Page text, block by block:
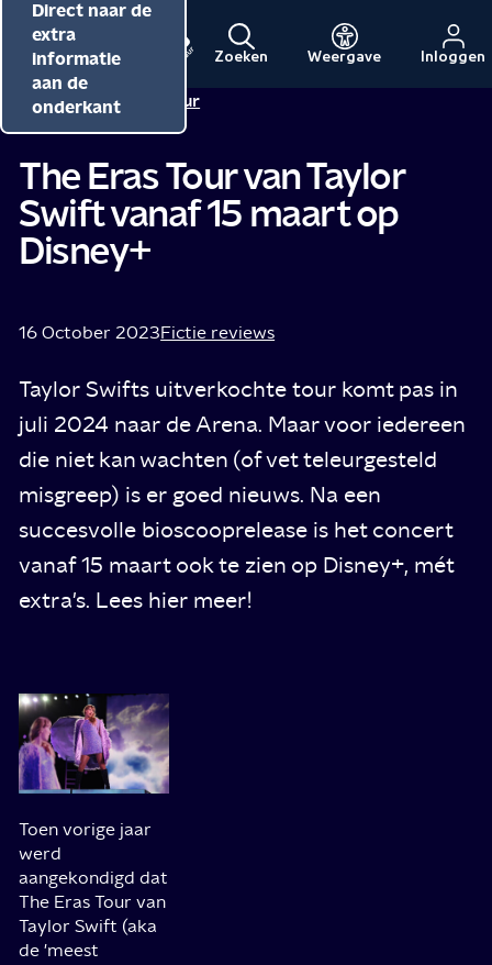
Direct naar de
inhoud
Direct naar de
hoofdnavigatie
Direct naar de
extra
informatie
aan de
onderkant
Menu
Naar
de
NPO
beginpagina
NPO
Zoeken Weergave Inloggen
Redactie NPO Cultuur
The Eras Tour van Taylor
Swift vanaf 15 maart op
Disney+
16 October 2023Fictie reviews
Taylor Swifts uitverkochte tour komt pas in
juli 2024 naar de Arena. Maar voor iedereen
die niet kan wachten (of vet teleurgesteld
misgreep) is er goed nieuws. Na een
succesvolle bioscooprelease is het concert
vanaf 15 maart ook te zien op Disney+, mét
extra's. Lees hier meer!
Toen vorige jaar
werd
aangekondigd dat
The Eras Tour van
Taylor Swift (aka
de 'meest